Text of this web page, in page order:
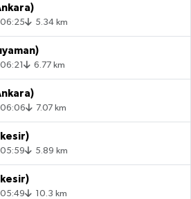
5.34 km
6.77 km
7.07 km
5.89 km
10.3 km